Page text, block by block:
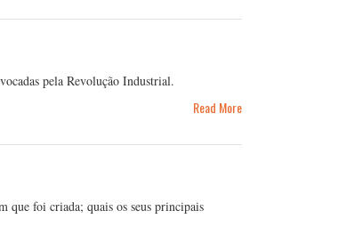
pela Revolução Industrial.
Read More
que foi criada; quais os seus principais